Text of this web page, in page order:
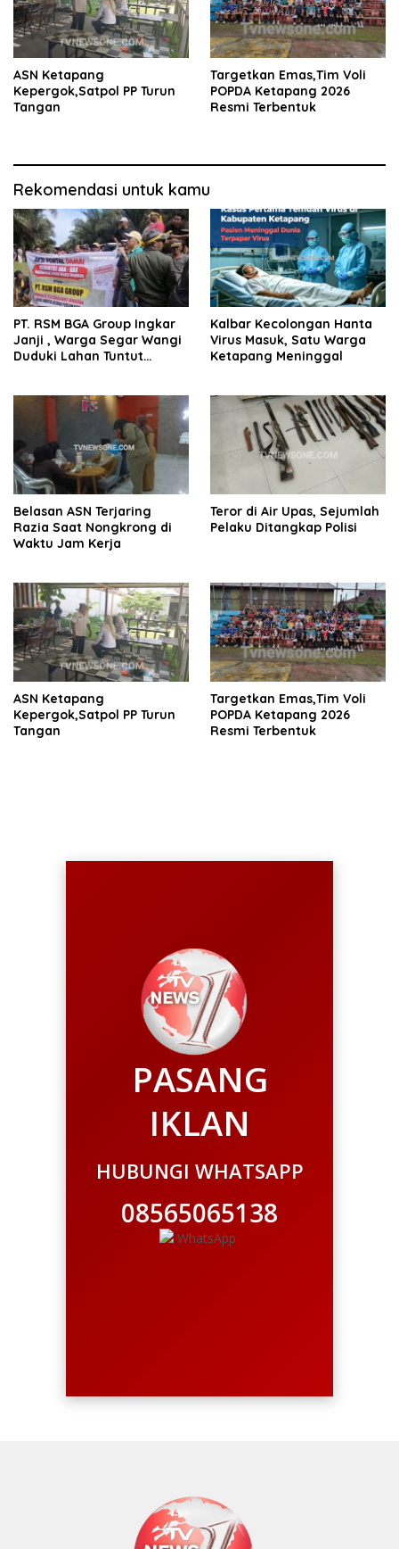
ASN Ketapang
Kepergok,Satpol PP Turun
Tangan
Targetkan Emas,Tim Voli
POPDA Ketapang 2026
Resmi Terbentuk
Rekomendasi untuk kamu
PT. RSM BGA Group Ingkar
Janji , Warga Segar Wangi
Duduki Lahan Tuntut
Kalbar Kecolongan Hanta
Virus Masuk, Satu Warga
Ketapang Meninggal
Belasan ASN Terjaring
Razia Saat Nongkrong di
Waktu Jam Kerja
Teror di Air Upas, Sejumlah
Pelaku Ditangkap Polisi
ASN Ketapang
Kepergok,Satpol PP Turun
Tangan
Targetkan Emas,Tim Voli
POPDA Ketapang 2026
Resmi Terbentuk
PASANG
IKLAN
HUBUNGI WHATSAPP
08565065138